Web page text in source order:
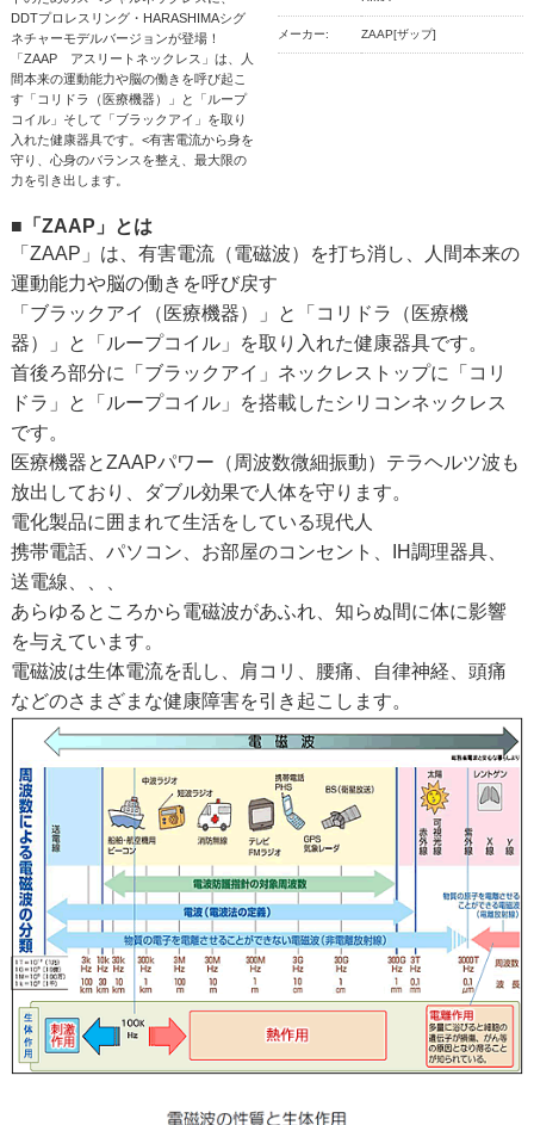
DDTプロレスリング・HARASHIMAシグ
ネチャーモデルバージョンが登場！
「ZAAP アスリートネックレス」は、人
間本来の運動能力や脳の働きを呼び起こ
す「コリドラ（医療機器）」と「ループ
コイル」そして「ブラックアイ」を取り
入れた健康器具です。<有害電流から身を
守り、心身のバランスを整え、最大限の
力を引き出します。
メーカー: ZAAP[ザップ]
■「ZAAP」とは
「ZAAP」は、有害電流（電磁波）を打ち消し、人間本来の
運動能力や脳の働きを呼び戻す
「ブラックアイ（医療機器）」と「コリドラ（医療機
器）」と「ループコイル」を取り入れた健康器具です。
首後ろ部分に「ブラックアイ」ネックレストップに「コリ
ドラ」と「ループコイル」を搭載したシリコンネックレス
です。
医療機器とZAAPパワー（周波数微細振動）テラヘルツ波も
放出しており、ダブル効果で人体を守ります。
電化製品に囲まれて生活をしている現代人
携帯電話、パソコン、お部屋のコンセント、IH調理器具、
送電線、、、
あらゆるところから電磁波があふれ、知らぬ間に体に影響
を与えています。
電磁波は生体電流を乱し、肩コリ、腰痛、自律神経、頭痛
などのさまざまな健康障害を引き起こします。